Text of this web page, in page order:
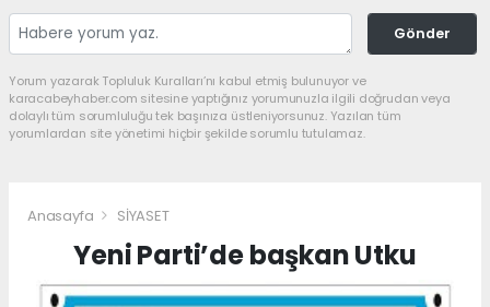
Gönder
Yorum yazarak Topluluk Kuralları’nı kabul etmiş bulunuyor ve
karacabeyhaber.com sitesine yaptığınız yorumunuzla ilgili doğrudan veya
dolaylı tüm sorumluluğu tek başınıza üstleniyorsunuz. Yazılan tüm
yorumlardan site yönetimi hiçbir şekilde sorumlu tutulamaz.
Anasayfa SİYASET
Yeni Parti’de başkan Utku